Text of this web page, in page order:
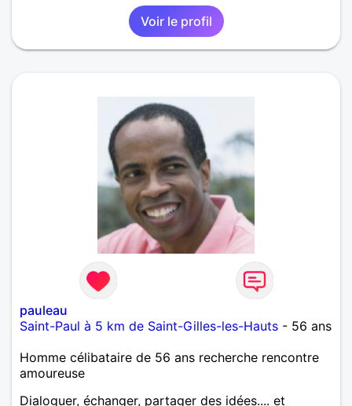
Voir le profil
pauleau
Saint-Paul à 5 km de Saint-Gilles-les-Hauts - 56 ans
Homme célibataire de 56 ans recherche rencontre
amoureuse
Dialoguer, échanger, partager des idées.... et